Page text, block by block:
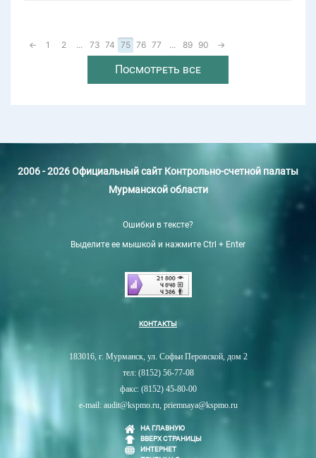
← 1 2 ... 73 74 75 76 77 ... 89 90 →
Посмотреть все
2006 - 2026 Официальный сайт Контрольно-счетной палаты
Мурманской области
Ошибки в тексте?
Выделите ее мышкой и нажмите Ctrl + Enter
КОНТАКТЫ
183016, г. Мурманск, ул. Софьи Перовской, дом 2
тел: (8152) 56-77-08
факс: (8152) 45-80-00
e-mail: audit@kspmo.ru, priemnaya@kspmo.ru
НА ГЛАВНУЮ
ВВЕРХ СТРАНИЦЫ
ИНТЕРНЕТ